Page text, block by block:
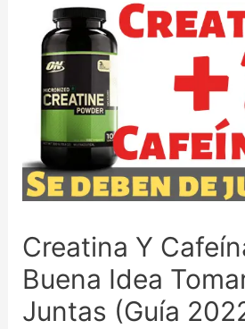
Creatina Y
Buena Idea
Juntas (Guía